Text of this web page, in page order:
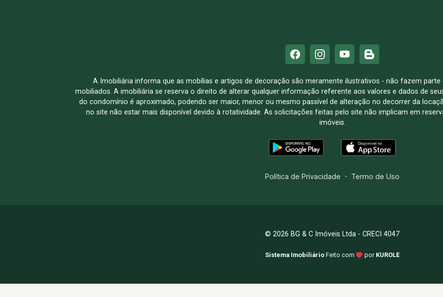
A Imobiliária informa que as mobílias e artigos de decoração são meramente ilustrativos - não fazem
mobiliados. A imobiliária se reserva o direito de alterar qualquer informação referente aos valores e dados de
do condomínio é aproximado, podendo ser maior, menor ou mesmo passível de alteração no decorrer da
no site não estar mais disponível devido à rotatividade. As solicitações feitas pelo site não implicam em
imóveis.
Política de Privacidade - Termo de Uso
© 2026 BG & C Imóveis Ltda - CRECI 4047
Sistema Imobiliário Feito com por KUROLE